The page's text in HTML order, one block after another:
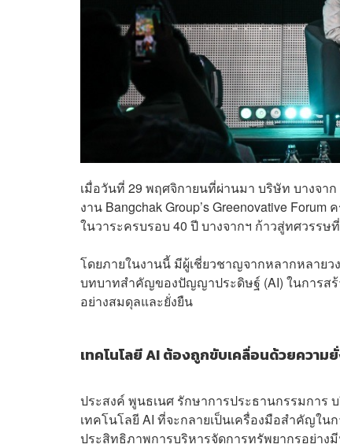
เมื่อวันที่ 29 พฤศจิกายนที่ผ่านมา บริษัท บางจา
งาน Bangchak Group’s Greenovative Forum
ในวาระครบรอบ 40 ปี บางจากฯ ก้าวสู่ทศวรรษ
โดยภายในงานนี้ มีผู้เชี่ยวชาญจากหลากหลายว
บทบาทสำคัญของปัญญาประดิษฐ์ (AI) ในการส
อย่างสมดุลและยั่งยืน
เทคโนโลยี AI ต้องถูกขับเคลื่อนด้วยความ
ประสงค์ พูนธเนศ รักษาการประธานกรรมการ
เทคโนโลยี AI ที่จะกลายเป็นเครื่องมือสำคัญใ
ประสิทธิภาพการบริหารจัดการทรัพยากรอย่า